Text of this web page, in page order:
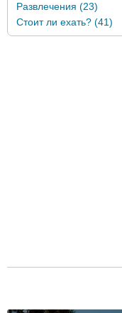
Развлечения (23)
Стоит ли ехать? (41)